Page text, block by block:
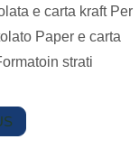
e carta kraft Per
Paper e carta
strati